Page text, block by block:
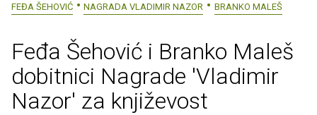
FEĐA ŠEHOVIĆ
NAGRADA VLADIMIR NAZOR BRANKO MALEŠ
Feđa Šehović i Branko Maleš
dobitnici Nagrade 'Vladimir
Nazor' za književost